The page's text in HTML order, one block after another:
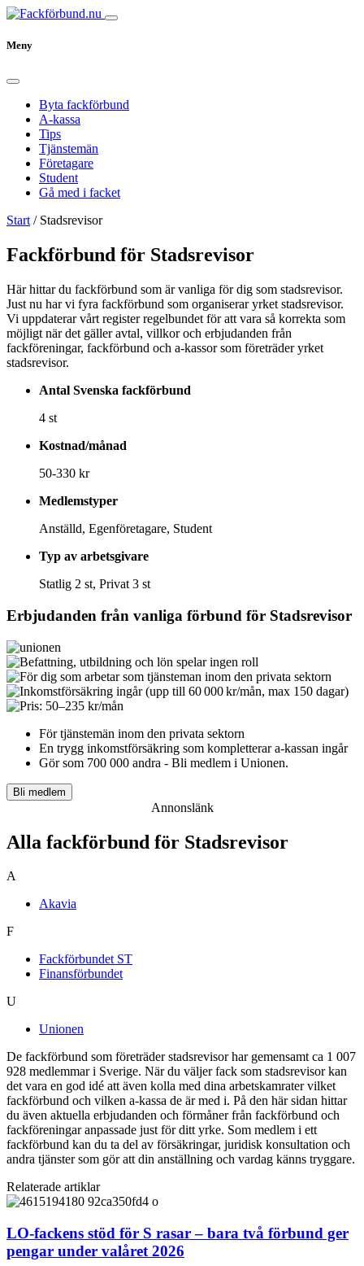
Meny
Byta fackförbund
A-kassa
Tips
Tjänstemän
Företagare
Student
Gå med i facket
Start / Stadsrevisor
Fackförbund för Stadsrevisor
Här hittar du fackförbund som är vanliga för dig som stadsrevisor.
Just nu har vi fyra fackförbund som organiserar yrket stadsrevisor.
Vi uppdaterar vårt register regelbundet för att vara så korrekta som
möjligt när det gäller avtal, villkor och erbjudanden från
fackföreningar, fackförbund och a-kassor som företräder yrket
stadsrevisor.
Antal Svenska fackförbund
4 st
Kostnad/månad
50-330 kr
Medlemstyper
Anställd, Egenföretagare, Student
Typ av arbetsgivare
Statlig 2 st, Privat 3 st
Erbjudanden från vanliga förbund för Stadsrevisor
För tjänstemän inom den privata sektorn
En trygg inkomst­försäkring som kompletterar a-kassan ingår
Gör som 700 000 andra - Bli medlem i Unionen.
Bli medlem
Annonslänk
Alla fackförbund för Stadsrevisor
A
Akavia
F
Fackförbundet ST
Finansförbundet
U
Unionen
De fackförbund som företräder stadsrevisor har gemensamt ca 1 007
928 medlemmar i Sverige. När du väljer fack som stadsrevisor kan
det vara en god idé att även kolla med dina arbetskamrater vilket
fackförbund och vilken a-kassa de är med i. På den här sidan hittar
du även aktuella erbjudanden och förmåner från fackförbund och
fackföreningar anpassade just för ditt yrke. Som medlem i ett
fackförbund kan du ta del av försäkringar, juridisk konsultation och
andra tjänster som gör att din anställning och vardag känns tryggare.
Relaterade artiklar
LO-fackens stöd för S rasar – bara två förbund ger
pengar under valåret 2026